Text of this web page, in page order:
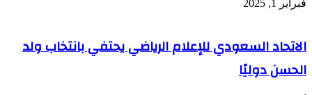
فبراير 1, 2025
الاتحاد السعودي للإعلام الرياضي يحتفي بانتخاب ولد
الحسن دوليًا